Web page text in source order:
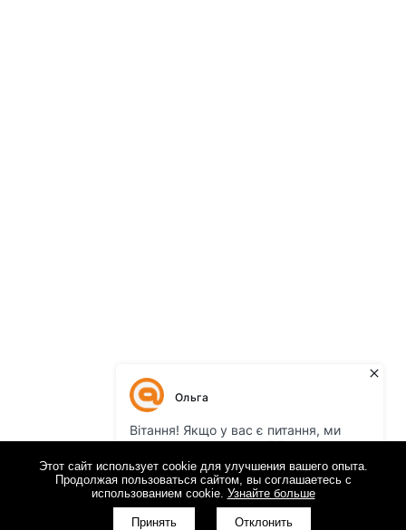
Этот сайт использует cookie для улучшения вашего опыта.
Продолжая пользоваться сайтом, вы соглашаетесь с
использованием cookie. Узнайте больше
Принять Отклонить